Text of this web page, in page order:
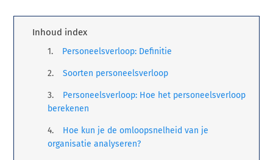
Inhoud index
Personeelsverloop: Definitie
Soorten personeelsverloop
Personeelsverloop: Hoe het personeelsverloop
berekenen
Hoe kun je de omloopsnelheid van je
organisatie analyseren?